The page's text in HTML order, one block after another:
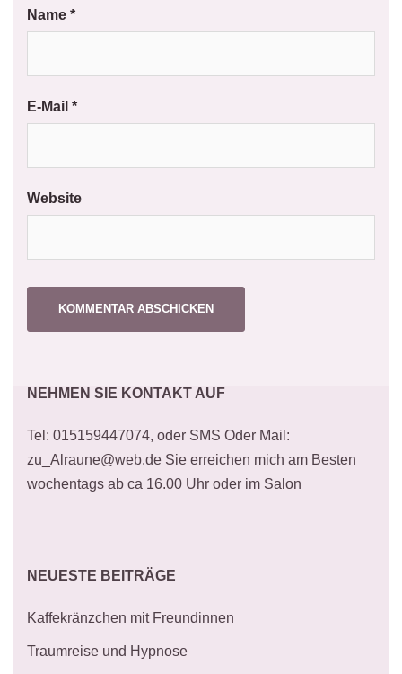
Name *
E-Mail *
Website
NEHMEN SIE KONTAKT AUF
Tel: 015159447074, oder SMS Oder Mail:
zu_Alraune@web.de Sie erreichen mich am Besten
wochentags ab ca 16.00 Uhr oder im Salon
NEUESTE BEITRÄGE
Kaffekränzchen mit Freundinnen
Traumreise und Hypnose